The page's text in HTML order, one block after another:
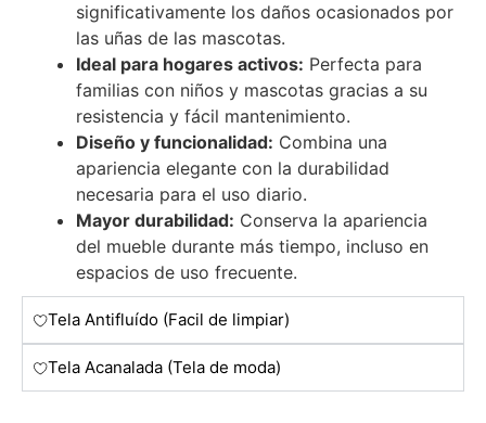
significativamente los daños ocasionados por
las uñas de las mascotas.
Ideal para hogares activos: Perfecta para
familias con niños y mascotas gracias a su
resistencia y fácil mantenimiento.
Diseño y funcionalidad: Combina una
apariencia elegante con la durabilidad
necesaria para el uso diario.
Mayor durabilidad: Conserva la apariencia
del mueble durante más tiempo, incluso en
espacios de uso frecuente.
Tela Antifluído (Facil de limpiar)
Tela Acanalada (Tela de moda)